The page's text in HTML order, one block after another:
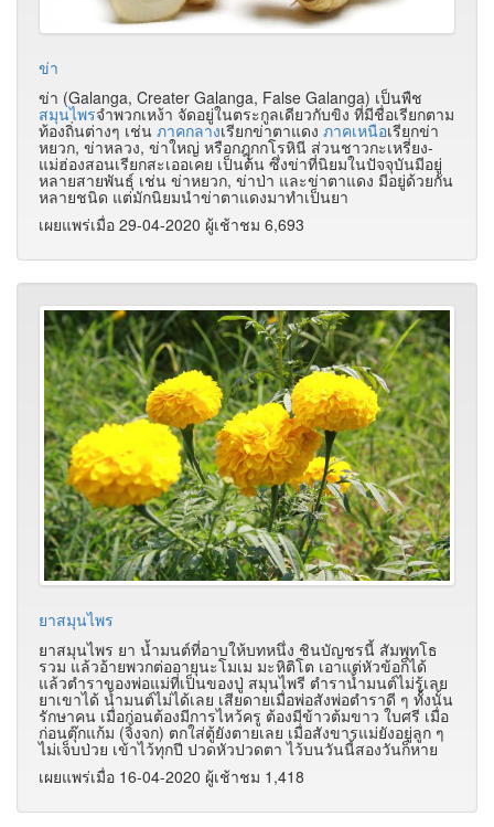
ข่า
ข่า (Galanga, Creater Galanga, False Galanga) เป็นพืช
สมุนไพรจำพวกเหง้า จัดอยู่ในตระกูลเดียวกับขิง ที่มีชื่อเรียกตาม
ท้องถิ่นต่างๆ เช่น ภาคกลางเรียกข่าตาแดง ภาคเหนือเรียกข่า
หยวก, ข่าหลวง, ข่าใหญ่ หรือกฎุกกโรหินี ส่วนชาวกะเหรี่ยง-
แม่ฮ่องสอนเรียกสะเออเคย เป็นต้น ซึ่งข่าที่นิยมในปัจจุบันมีอยู่
หลายสายพันธุ์ เช่น ข่าหยวก, ข่าป่า และข่าตาแดง มีอยู่ด้วยกัน
หลายชนิด แต่มักนิยมนำข่าตาแดงมาทำเป็นยา
เผยแพร่เมื่อ 29-04-2020 ผู้เช้าชม 6,693
ยาสมุนไพร
ยาสมุนไพร ยา น้ำมนต์ที่อาบให้บทหนึ่ง ชินบัญชรนี้ สัมพุทโธ
รวม แล้วอ้ายพวกต่ออายุนะโมเม มะหิติโต เอาแต่หัวข้อก็ได้
แล้วตำราของพ่อแม่ที่เป็นของปู่ สมุนไพรี ตำราน้ำมนต์ไม่รู้เลย
ยาเขาได้ น้ำมนต์ไม่ได้เลย เสียดายเมื่อพ่อสังพ่อตำราดี ๆ ทั้งนั้น
รักษาคน เมื่อก่อนต้องมีการไหว้ครู ต้องมีข้าวต้มขาว ใบศรี เมื่อ
ก่อนตุ๊กแก้ม (จิ้งจก) ตกใส่ตู้ยังตายเลย เมื่อสังขารแม่ยังอยู่ลูก ๆ
ไม่เจ็บป่วย เข้าไว้ทุกปี ปวดหัวปวดตา ไว้บนวันนี้สองวันก็หาย
เผยแพร่เมื่อ 16-04-2020 ผู้เช้าชม 1,418